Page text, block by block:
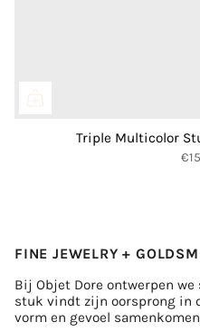
Triple Multicolor
FINE JEWELRY +
Bij Objet Dore ontwerpen
stuk vindt zijn oorsprong in
vorm en gevoel